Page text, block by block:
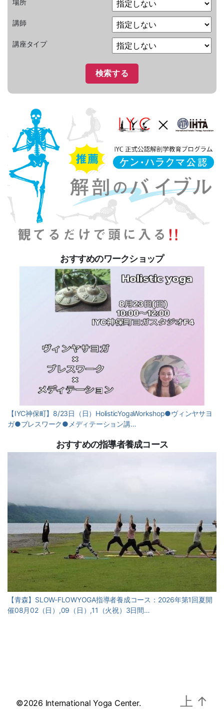
場所
講師
講座タイプ
おすすめのワークショップ
【IYC神保町】8/23日（日）HolisticYogaWorkshop●ヴィンヤサヨ
ガ●ブレスワーク●メディテーション講…
おすすめの指導者養成コース
【青森】SLOW-FLOWYOGA指導者養成コース：2026年第1回夏開
催08月02（日）,09（日）,11（火祝）3日間…
©2026 International Yoga Center. 上 ↑